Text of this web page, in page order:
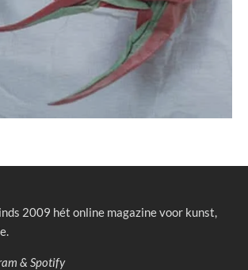
2009 hét online magazine voor kunst,
& Spotify